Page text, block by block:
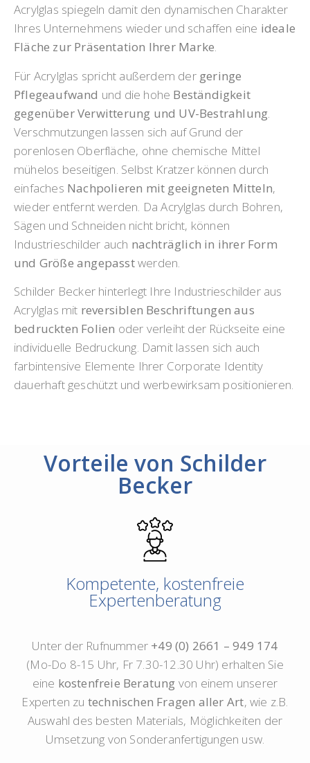
Acrylglas spiegeln damit den dynamischen Charakter
Ihres Unternehmens wieder und schaffen eine ideale
Fläche zur Präsentation Ihrer Marke.
Für Acrylglas spricht außerdem der geringe
Pflegeaufwand und die hohe Beständigkeit
gegenüber Verwitterung und UV-Bestrahlung
Verschmutzungen lassen sich auf Grund der
porenlosen Oberfläche, ohne chemische Mittel
mühelos beseitigen. Selbst Kratzer können durch
einfaches Nachpolieren mit geeigneten Mitteln,
wieder entfernt werden. Da Acrylglas durch Bohren,
Sägen und Schneiden nicht bricht, können
Industrieschilder auch nachträglich in ihrer Form
und Größe angepasstwerden.
Schilder Becker hinterlegt Ihre Industrieschilder aus
Acrylglas mit reversiblen Beschriftungen aus
bedruckten Folien oder verleiht der Rückseite eine
individuelle Bedruckung. Damit lassen sich auch
farbintensive Elemente Ihrer Corporate Identity
dauerhaft geschützt und werbewirksam positionieren.
Vorteile von Schilder
Becker
Kompetente, kostenfreie
Expertenberatung
Unter der Rufnummer +49 (0) 2661 – 949 174
(Mo-Do 8-15 Uhr, Fr 7.30-12.30 Uhr) erhalten Sie
eine kostenfreie Beratung von einem unserer
Experten zu technischen Fragen aller Art, wie z.B.
Auswahl des besten Materials, Möglichkeiten der
Umsetzung von Sonderanfertigungen usw.